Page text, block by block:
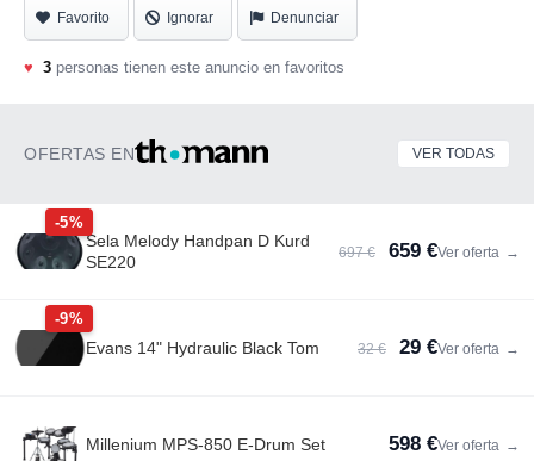
Favorito Ignorar Denunciar
♥ 3 personas tienen este anuncio en favoritos
OFERTAS EN VER TODAS
-5%
Sela Melody Handpan D Kurd
SE220
697 € 659 €Ver oferta →
-9%
Evans 14" Hydraulic Black Tom 32 € 29 €Ver oferta →
Millenium MPS-850 E-Drum Set 598 €Ver oferta →